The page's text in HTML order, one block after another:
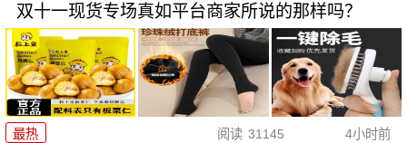
双十一现货专场真如平台商家所说的那样吗？
最热 阅读 31145 4小时前